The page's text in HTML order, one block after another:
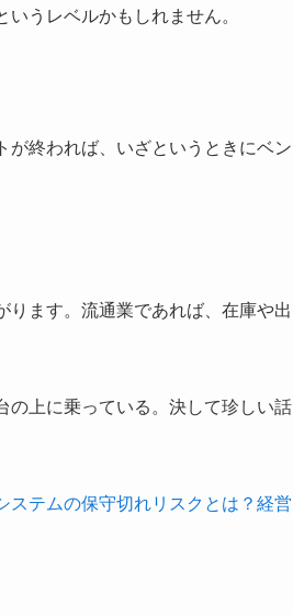
うレベルかもしれません。
が終われば、いざというときにベン
ます。流通業であれば、在庫や出
の上に乗っている。決して珍しい話
ステムの保守切れリスクとは？経営